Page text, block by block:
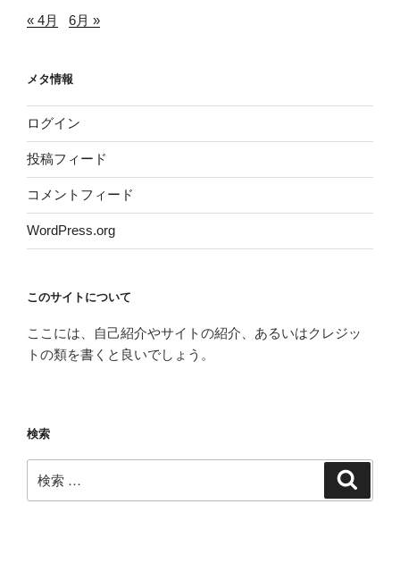
« 4月 6月 »
メタ情報
ログイン
投稿フィード
コメントフィード
WordPress.org
このサイトについて
ここには、自己紹介やサイトの紹介、あるいはクレジッ
トの類を書くと良いでしょう。
検索
索: